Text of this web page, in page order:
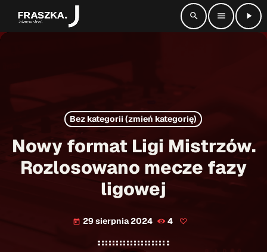
search menu
play_arrow
Radio Fraszka
Bez kategorii (zmień kategorię)
Nowy format Ligi Mistrzów.
Rozlosowano mecze fazy
ligowej
today 29 sierpnia 2024 4